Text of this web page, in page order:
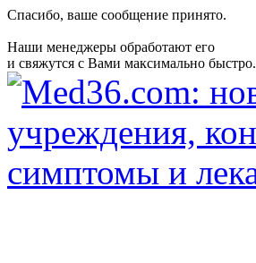
Спасибо, ваше сообщение принято.
Наши менеджеры обработают его
и свяжутся с Вами максимально быстро.